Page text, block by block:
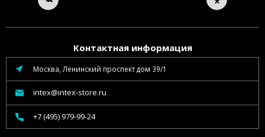
Контактная информация
Москва, Ленинский проспект дом 39/1
intex@intex-store.ru
+7 (495) 979-99-24